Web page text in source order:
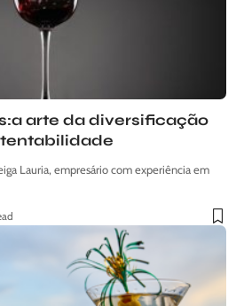
arte da diversificação
Lauria, empresário com experiência em